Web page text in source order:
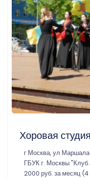
Хоровая
г Москва, ул Маршала
ГБУК г. Москвы "Клуб
2000 руб. за месяц (4